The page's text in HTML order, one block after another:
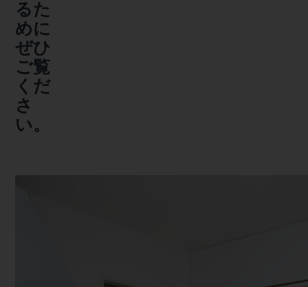
るた
めに
ぜひ
ご覧
くだ
さ
い。